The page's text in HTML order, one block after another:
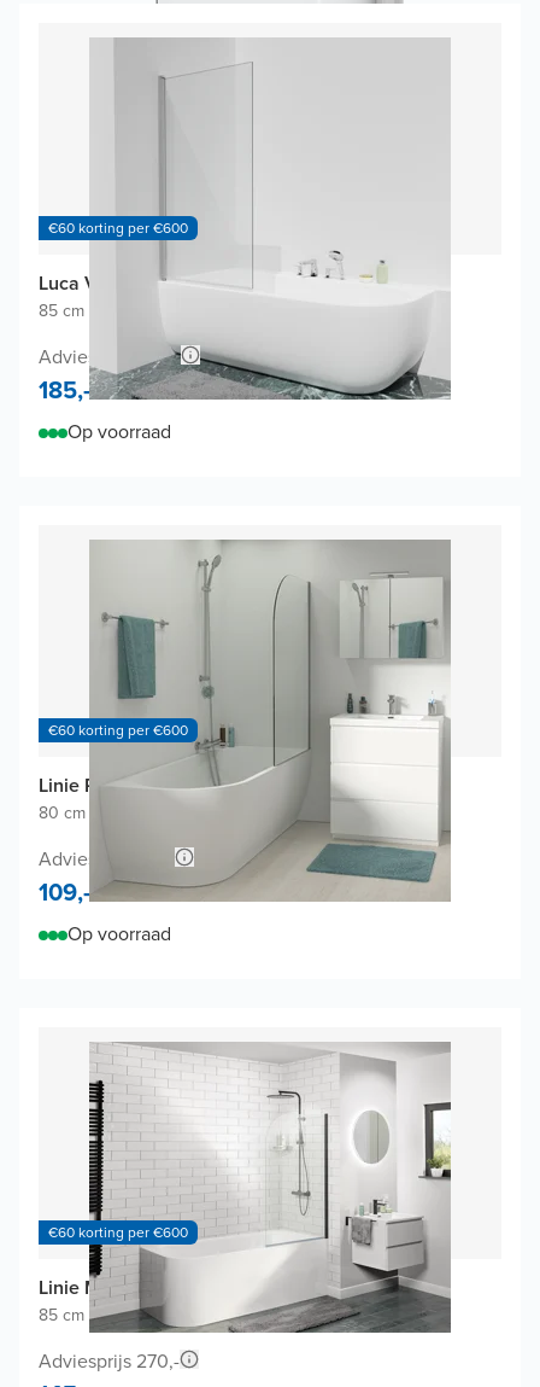
€60 korting per €600
Luca Varess Kuresa badwand
85 cm breed
Adviesprijs 330,-
185,-
Op voorraad
€60 korting per €600
Linie Palma badwand
80 cm breed
Adviesprijs 218,-
109,-
Op voorraad
€60 korting per €600
Linie Milos badwand
85 cm breed|Draaibaar Mat zwart profiel
Adviesprijs 270,-